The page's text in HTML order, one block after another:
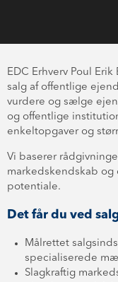
EDC Erhverv Poul
salg af offentlige
vurdere og sælge
og offentlige
enkeltopgaver og
Vi baserer
markedskendskab
potentiale.
Det får du ved
Målrettet
specialiserede
Slagkraftig